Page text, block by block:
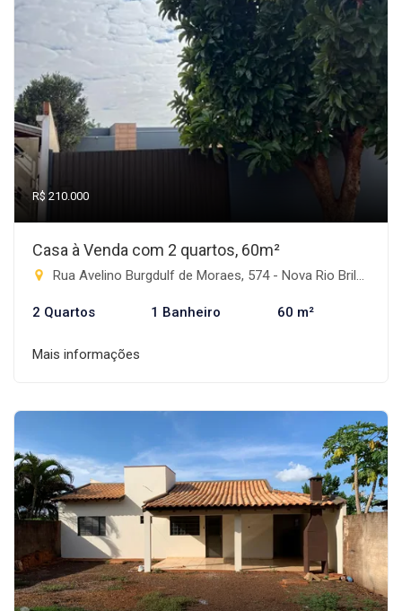
R$ 210.000
Casa à Venda com 2 quartos, 60m²
Rua Avelino Burgdulf de Moraes, 574 - Nova Rio Brilhante, Rio Brilhante-MS
2 Quartos 1 Banheiro 60 m²
Mais informações